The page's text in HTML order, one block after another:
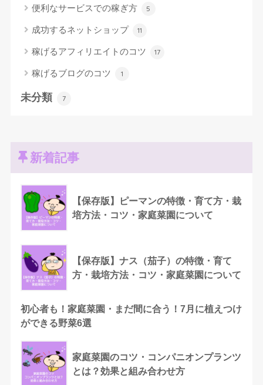
便利なサービスでの稼ぎ方 5
成功するネットショップ 11
稼げるアフィリエイトのコツ 17
稼げるブログのコツ 1
未分類 7
新着記事
【保存版】ピーマンの特徴・育て方・栽
培方法・コツ・家庭菜園について
【保存版】ナス（茄子）の特徴・育て
方・栽培方法・コツ・家庭菜園について
初心者も！家庭菜園・まだ間に合う！7月に植えつけ
ができる野菜6選
家庭菜園のコツ・コンパニオンプランツ
とは？効果と組み合わせ方